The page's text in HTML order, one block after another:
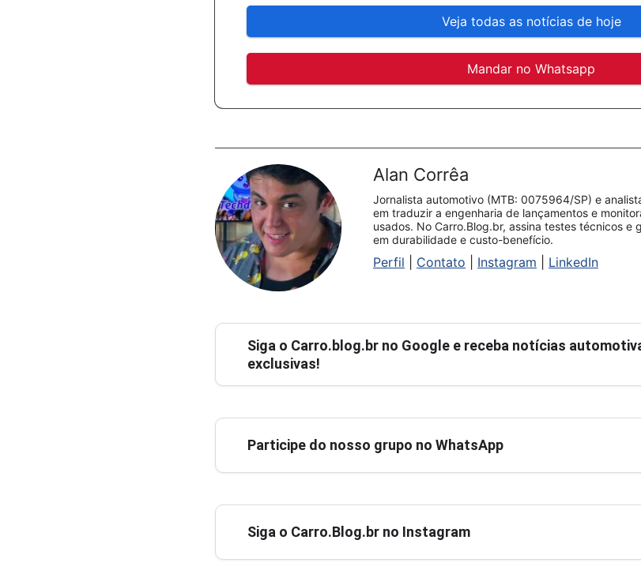
Veja todas as notícias de hoje
Mandar no Whatsapp
Alan Corrêa
Jornalista automotivo (MTB: 0075964/SP) e
em traduzir a engenharia de lançamentos e
usados. No Carro.Blog.br, assina testes técnicos e
em durabilidade e custo-benefício.
Perfil Contato Instagram LinkedIn
Siga o Carro.blog.br no Google e receba notícias
exclusivas!
Participe do nosso grupo no WhatsApp
Siga o Carro.Blog.br no Instagram